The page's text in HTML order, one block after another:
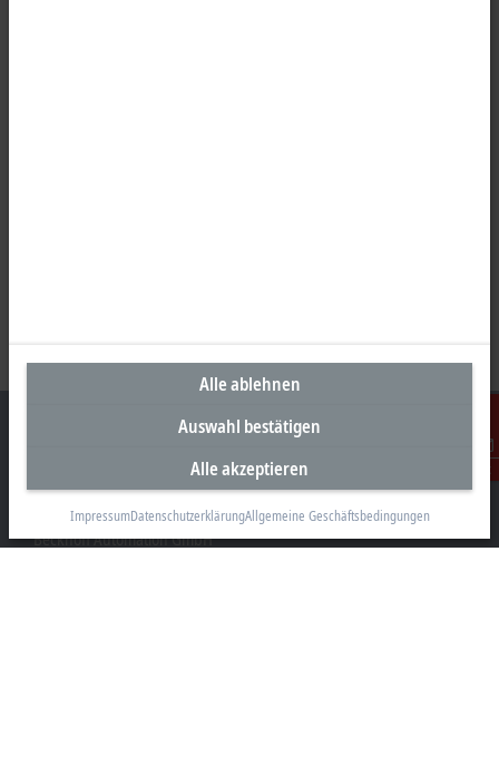
Kontakt
Unternehmenszentrale Österreich
Beckhoff Automation GmbH
Alle ablehnen
Auswahl bestätigen
Alle akzeptieren
ImpressumDatenschutzerklärungAllgemeine Geschäftsbedingungen